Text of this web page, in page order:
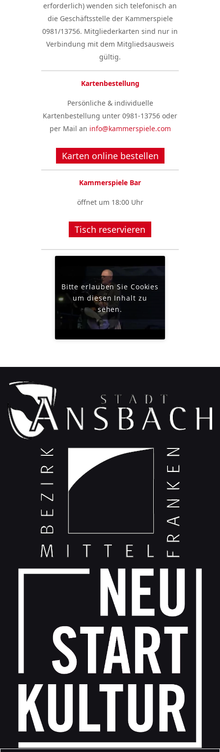
erforderlich) wenden sich telefonisch an
die Geschäftsstelle der Kammerspiele
0981/13756. Mitgliederkarten sind nur in
Verbindung mit dem Mitgliedsausweis
gültig.
Kartenbestellung
Persönliche & individuelle
Kartenbestellung unter 0981-13756 oder
per Mail an info@kammerspiele.com
Karten online bestellen
Kammerspiele Bar
öffnet um 18:00 Uhr
Tisch reservieren
Bitte erlauben Sie Cookies
um diesen Inhalt zu
sehen.